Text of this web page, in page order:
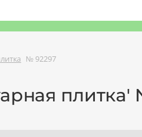
№ 92297